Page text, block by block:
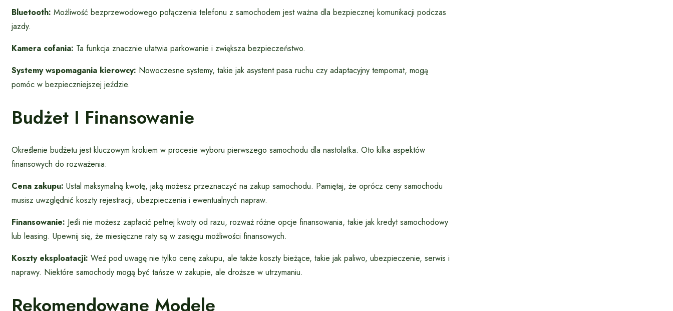
Bluetooth: Możliwość bezprzewodowego połączenia telefonu z samochodem jest ważna dla bezpiecznej komunikacji podczas
jazdy.
Kamera cofania: Ta funkcja znacznie ułatwia parkowanie i zwiększa bezpieczeństwo.
Systemy wspomagania kierowcy: Nowoczesne systemy, takie jak asystent pasa ruchu czy adaptacyjny tempomat, mogą
pomóc w bezpieczniejszej jeździe.
Budżet I Finansowanie
Określenie budżetu jest kluczowym krokiem w procesie wyboru pierwszego samochodu dla nastolatka. Oto kilka aspektów
finansowych do rozważenia:
Cena zakupu: Ustal maksymalną kwotę, jaką możesz przeznaczyć na zakup samochodu. Pamiętaj, że oprócz ceny samochodu
musisz uwzględnić koszty rejestracji, ubezpieczenia i ewentualnych napraw.
Finansowanie: Jeśli nie możesz zapłacić pełnej kwoty od razu, rozważ różne opcje finansowania, takie jak kredyt samochodowy
lub leasing. Upewnij się, że miesięczne raty są w zasięgu możliwości finansowych.
Koszty eksploatacji: Weź pod uwagę nie tylko cenę zakupu, ale także koszty bieżące, takie jak paliwo, ubezpieczenie, serwis i
naprawy. Niektóre samochody mogą być tańsze w zakupie, ale droższe w utrzymaniu.
Rekomendowane Modele